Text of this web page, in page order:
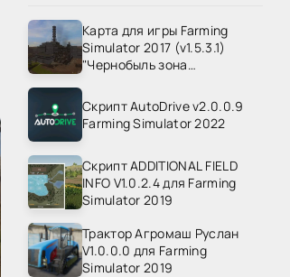
Карта для игры Farming
Simulator 2017 (v1.5.3.1)
"Чернобыль зона
Скрипт AutoDrive v2.0.0.9
Farming Simulator 2022
Скрипт ADDITIONAL FIELD
INFO V1.0.2.4 для Farming
Simulator 2019
Трактор Агромаш Руслан
V1.0.0.0 для Farming
Simulator 2019